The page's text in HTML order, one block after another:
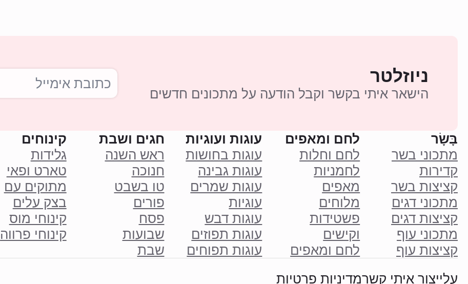
ניוזלטר
הישאר איתי בקשר וקבל הודעה על מתכונים חדשים
בָּשָׂר
מתכוני בשר
קדירות
קציצות בשר
מתכוני דגים
קציצות דגים
מתכוני עוף
קציצות עוף
לחם ומאפים
לחם וחלות
לחמניות
מאפים
מלוחים
פשטידות
וקישים
לחם ומאפים
עוגות ועוגיות
עוגות בחושות
עוגות גבינה
עוגות שמרים
עוגיות
עוגות דבש
עוגות תפוזים
עוגות תפוחים
חגים ושבת
ראש השנה
חנוכה
טו בשבט
פורים
פסח
שבועות
שבת
קינוחים
גלידות
טארט ופאי
מתוקים עם
בצק עלים
קינוחי מוס
קינוחי פרווה
עלייצור איתי קשרמדיניות פרטיות